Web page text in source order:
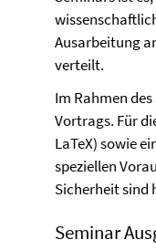
Ausarbeitung
verteilt.
Im Rahmen
Vortrags. Für
LaTeX) sowie
speziellen
Sicherheit sind
Seminar